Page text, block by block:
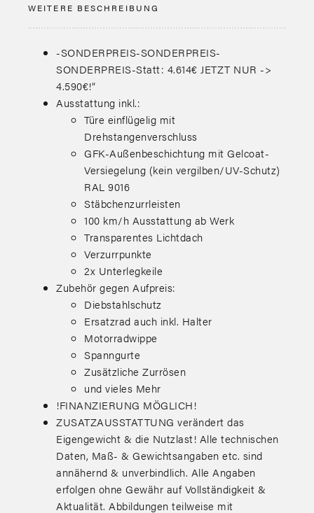
WEITERE BESCHREIBUNG
-SONDERPREIS-SONDERPREIS-
SONDERPREIS-Statt: 4.614€ JETZT NUR ->
4.590€!“
Ausstattung inkl.:
Türe einflügelig mit
Drehstangenverschluss
GFK-Außenbeschichtung mit Gelcoat-
Versiegelung (kein vergilben/UV-Schutz)
RAL 9016
Stäbchenzurrleisten
100 km/h Ausstattung ab Werk
Transparentes Lichtdach
Verzurrpunkte
2x Unterlegkeile
Zubehör gegen Aufpreis:
Diebstahlschutz
Ersatzrad auch inkl. Halter
Motorradwippe
Spanngurte
Zusätzliche Zurrösen
und vieles Mehr
!FINANZIERUNG MÖGLICH!
ZUSATZAUSSTATTUNG verändert das
Eigengewicht & die Nutzlast! Alle technischen
Daten, Maß- & Gewichtsangaben etc. sind
annähernd & unverbindlich. Alle Angaben
erfolgen ohne Gewähr auf Vollständigkeit &
Aktualität. Abbildungen teilweise mit